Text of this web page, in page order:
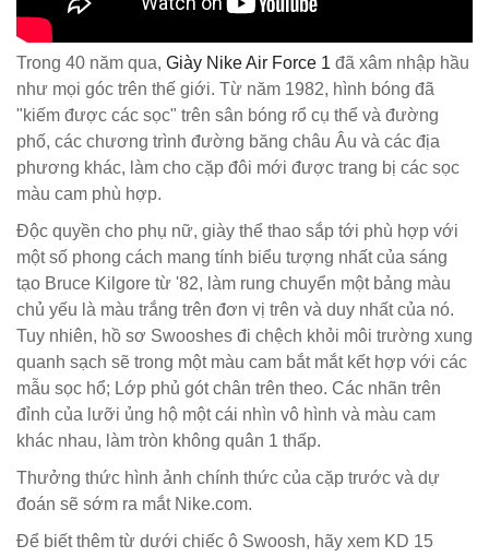
Trong 40 năm qua, Giày Nike Air Force 1 đã xâm nhập hầu
như mọi góc trên thế giới. Từ năm 1982, hình bóng đã
"kiếm được các sọc" trên sân bóng rổ cụ thể và đường
phố, các chương trình đường băng châu Âu và các địa
phương khác, làm cho cặp đôi mới được trang bị các sọc
màu cam phù hợp.
Độc quyền cho phụ nữ, giày thể thao sắp tới phù hợp với
một số phong cách mang tính biểu tượng nhất của sáng
tạo Bruce Kilgore từ '82, làm rung chuyển một bảng màu
chủ yếu là màu trắng trên đơn vị trên và duy nhất của nó.
Tuy nhiên, hồ sơ Swooshes đi chệch khỏi môi trường xung
quanh sạch sẽ trong một màu cam bắt mắt kết hợp với các
mẫu sọc hổ; Lớp phủ gót chân trên theo. Các nhãn trên
đỉnh của lưỡi ủng hộ một cái nhìn vô hình và màu cam
khác nhau, làm tròn không quân 1 thấp.
Thưởng thức hình ảnh chính thức của cặp trước và dự
đoán sẽ sớm ra mắt Nike.com.
Để biết thêm từ dưới chiếc ô Swoosh, hãy xem KD 15